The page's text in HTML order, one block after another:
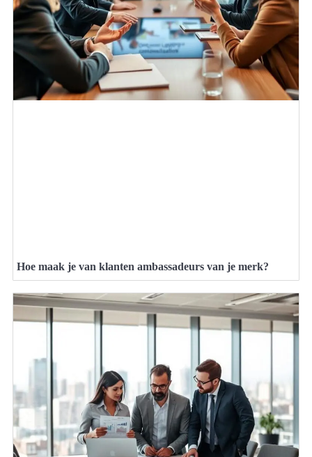
Hoe maak je van klanten ambassadeurs van je merk?